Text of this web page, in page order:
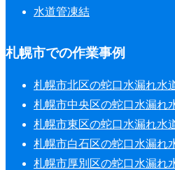
水道管凍結
札幌市での作業事例
札幌市北区の蛇口水漏れ水
札幌市中央区の蛇口水漏れ
札幌市東区の蛇口水漏れ水
札幌市白石区の蛇口水漏れ
札幌市厚別区の蛇口水漏れ